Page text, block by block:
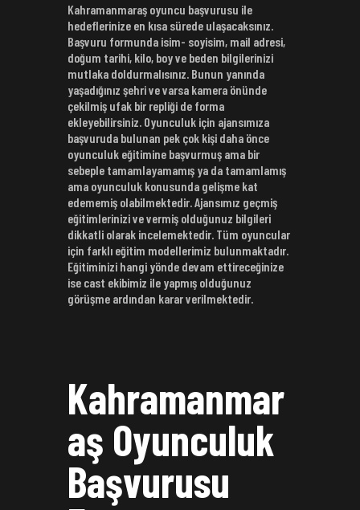
Kahramanmaraş oyuncu başvurusu ile
hedeflerinize en kısa sürede ulaşacaksınız.
Başvuru formunda isim- soyisim, mail adresi,
doğum tarihi, kilo, boy ve beden bilgilerinizi
mutlaka doldurmalısınız. Bunun yanında
yaşadığınız şehri ve varsa kamera önünde
çekilmiş ufak bir repliği de forma
ekleyebilirsiniz. Oyunculuk için ajansımıza
başvuruda bulunan pek çok kişi daha önce
oyunculuk eğitimine başvurmuş ama bir
sebeple tamamlayamamış ya da tamamlamış
ama oyunculuk konusunda gelişme kat
edememiş olabilmektedir. Ajansımız geçmiş
eğitimlerinizi ve vermiş olduğunuz bilgileri
dikkatli olarak incelemektedir. Tüm oyuncular
için farklı eğitim modellerimiz bulunmaktadır.
Eğitiminizi hangi yönde devam ettireceğinize
ise cast ekibimiz ile yapmış olduğunuz
görüşme ardından karar verilmektedir.
Kahramanmar
aş Oyunculuk
Başvurusu